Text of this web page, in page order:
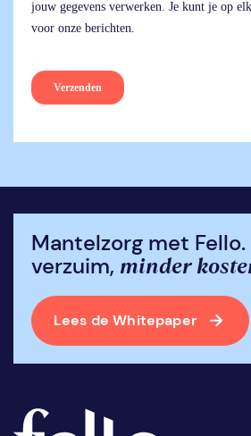
Mantelzorg met
verzuim, minder
Lees de Whitepaper